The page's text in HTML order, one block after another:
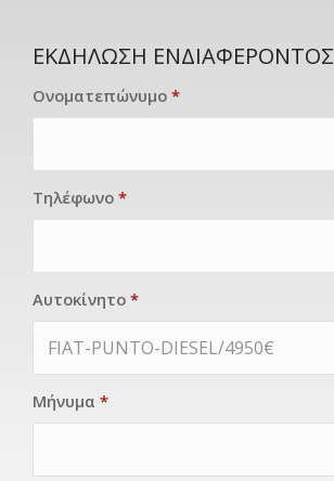
ΕΚΔΗΛΩΣΗ ΕΝΔΙΑΦΕΡΟΝΤΟΣ
Ονοματεπώνυμο *
Τηλέφωνο *
Αυτοκίνητο *
Μήνυμα *